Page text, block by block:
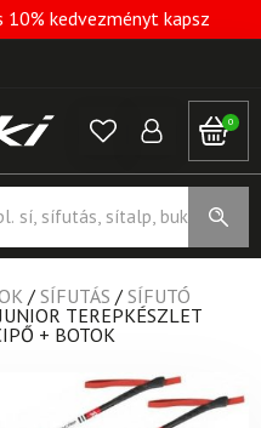
10% kedvezményt kapsz
0
/ SÍFUTÁS / SÍFUTÓ
TEREPKÉSZLET
+ BOTOK